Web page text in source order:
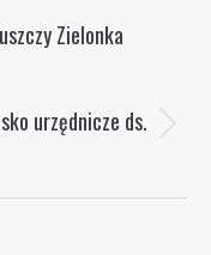
Zielonka
urzędnicze ds.